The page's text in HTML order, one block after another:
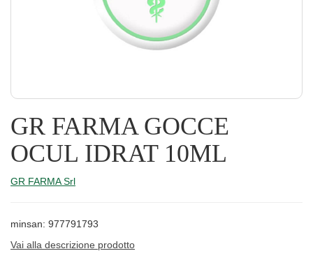
GR FARMA GOCCE
OCUL IDRAT 10ML
GR FARMA Srl
minsan: 977791793
Vai alla descrizione prodotto